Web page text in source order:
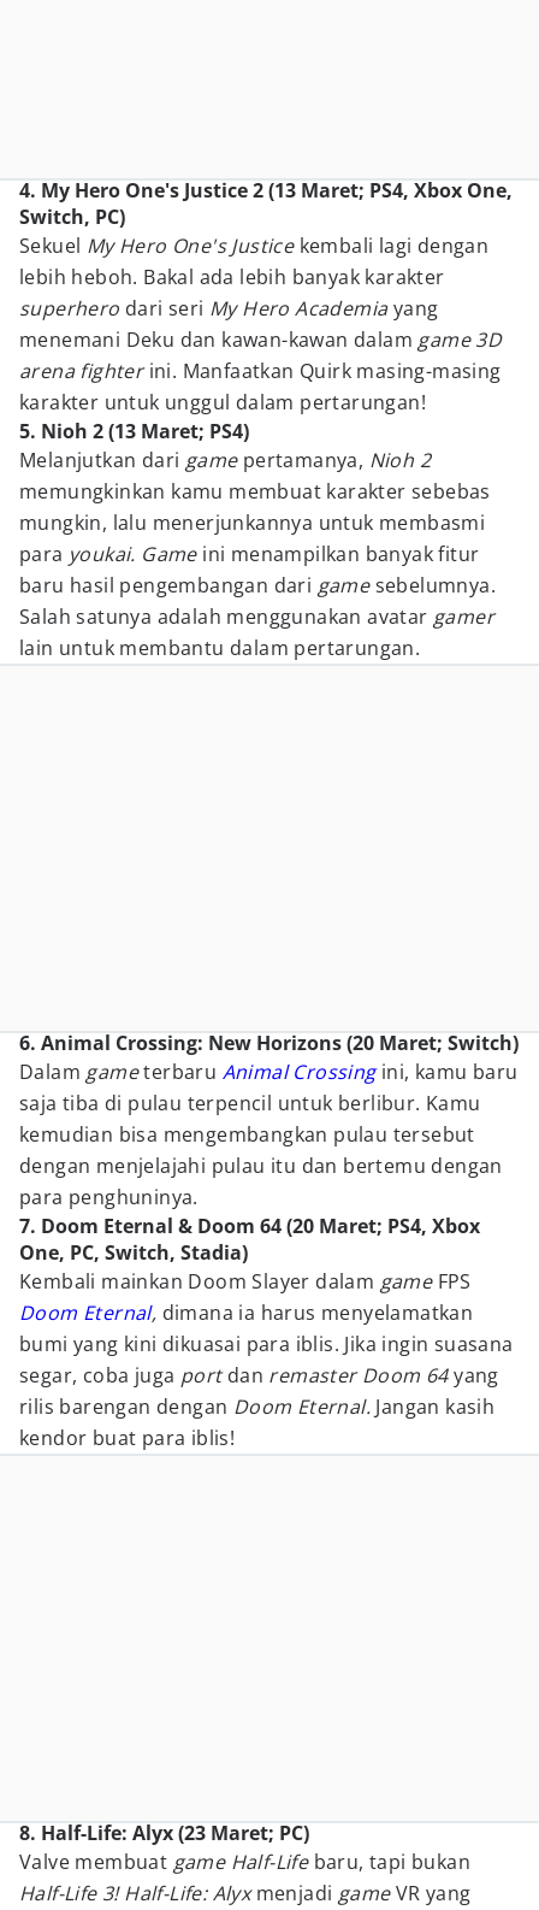
4. My Hero One's Justice 2 (13 Maret; PS4, Xbox One,
Switch, PC)
Sekuel My Hero One's Justicekembali lagi dengan
lebih heboh. Bakal ada lebih banyak karakter
superhero dari seri My Hero Academiayang
menemani Deku dan kawan-kawan dalam game 3D
arena fighterini. Manfaatkan Quirk masing-masing
karakter untuk unggul dalam pertarungan!
5. Nioh 2 (13 Maret; PS4)
Melanjutkan dari gamepertamanya, Nioh 2
memungkinkan kamu membuat karakter sebebas
mungkin, lalu menerjunkannya untuk membasmi
para youkai. Gameini menampilkan banyak fitur
baru hasil pengembangan dari gamesebelumnya.
Salah satunya adalah menggunakan avatar gamer
lain untuk membantu dalam pertarungan.
6. Animal Crossing: New Horizons (20 Maret; Switch)
Dalam gameterbaru Animal Crossingini, kamu baru
saja tiba di pulau terpencil untuk berlibur. Kamu
kemudian bisa mengembangkan pulau tersebut
dengan menjelajahi pulau itu dan bertemu dengan
para penghuninya.
7. Doom Eternal & Doom 64 (20 Maret; PS4, Xbox
One, PC, Switch, Stadia)
Kembali mainkan Doom Slayer dalam gameFPS
Doom Eternal, dimana ia harus menyelamatkan
bumi yang kini dikuasai para iblis. Jika ingin suasana
segar, coba juga portdan remaster Doom 64yang
rilis barengan dengan Doom Eternal. Jangan kasih
kendor buat para iblis!
8. Half-Life: Alyx (23 Maret; PC)
Valve membuat game Half-Lifebaru, tapi bukan
Half-Life 3! Half-Life: Alyxmenjadi gameVR yang